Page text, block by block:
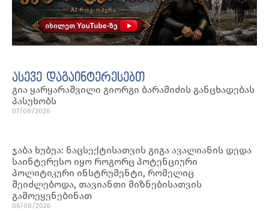
ასევე დაგაინტერესებთ
გია ყარყარაშვილი გიორგი ბარამიძის განცხადებას
პასუხობს
07/08/2026
ჯაბა ხუბუა: ნაცსექტისათვის გიგა ავალიანის დედა
საინტერესო იყო როგორც პოტენციური
პოლიტიკური ინსტრუმენტი, რომელიც
შეიძლებოდა, თავიანთი მიზნებისათვის
გამოეყენებინათ
06/08/2026